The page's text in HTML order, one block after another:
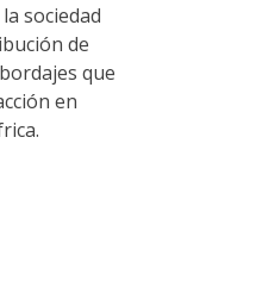
sociedad
de
que
en